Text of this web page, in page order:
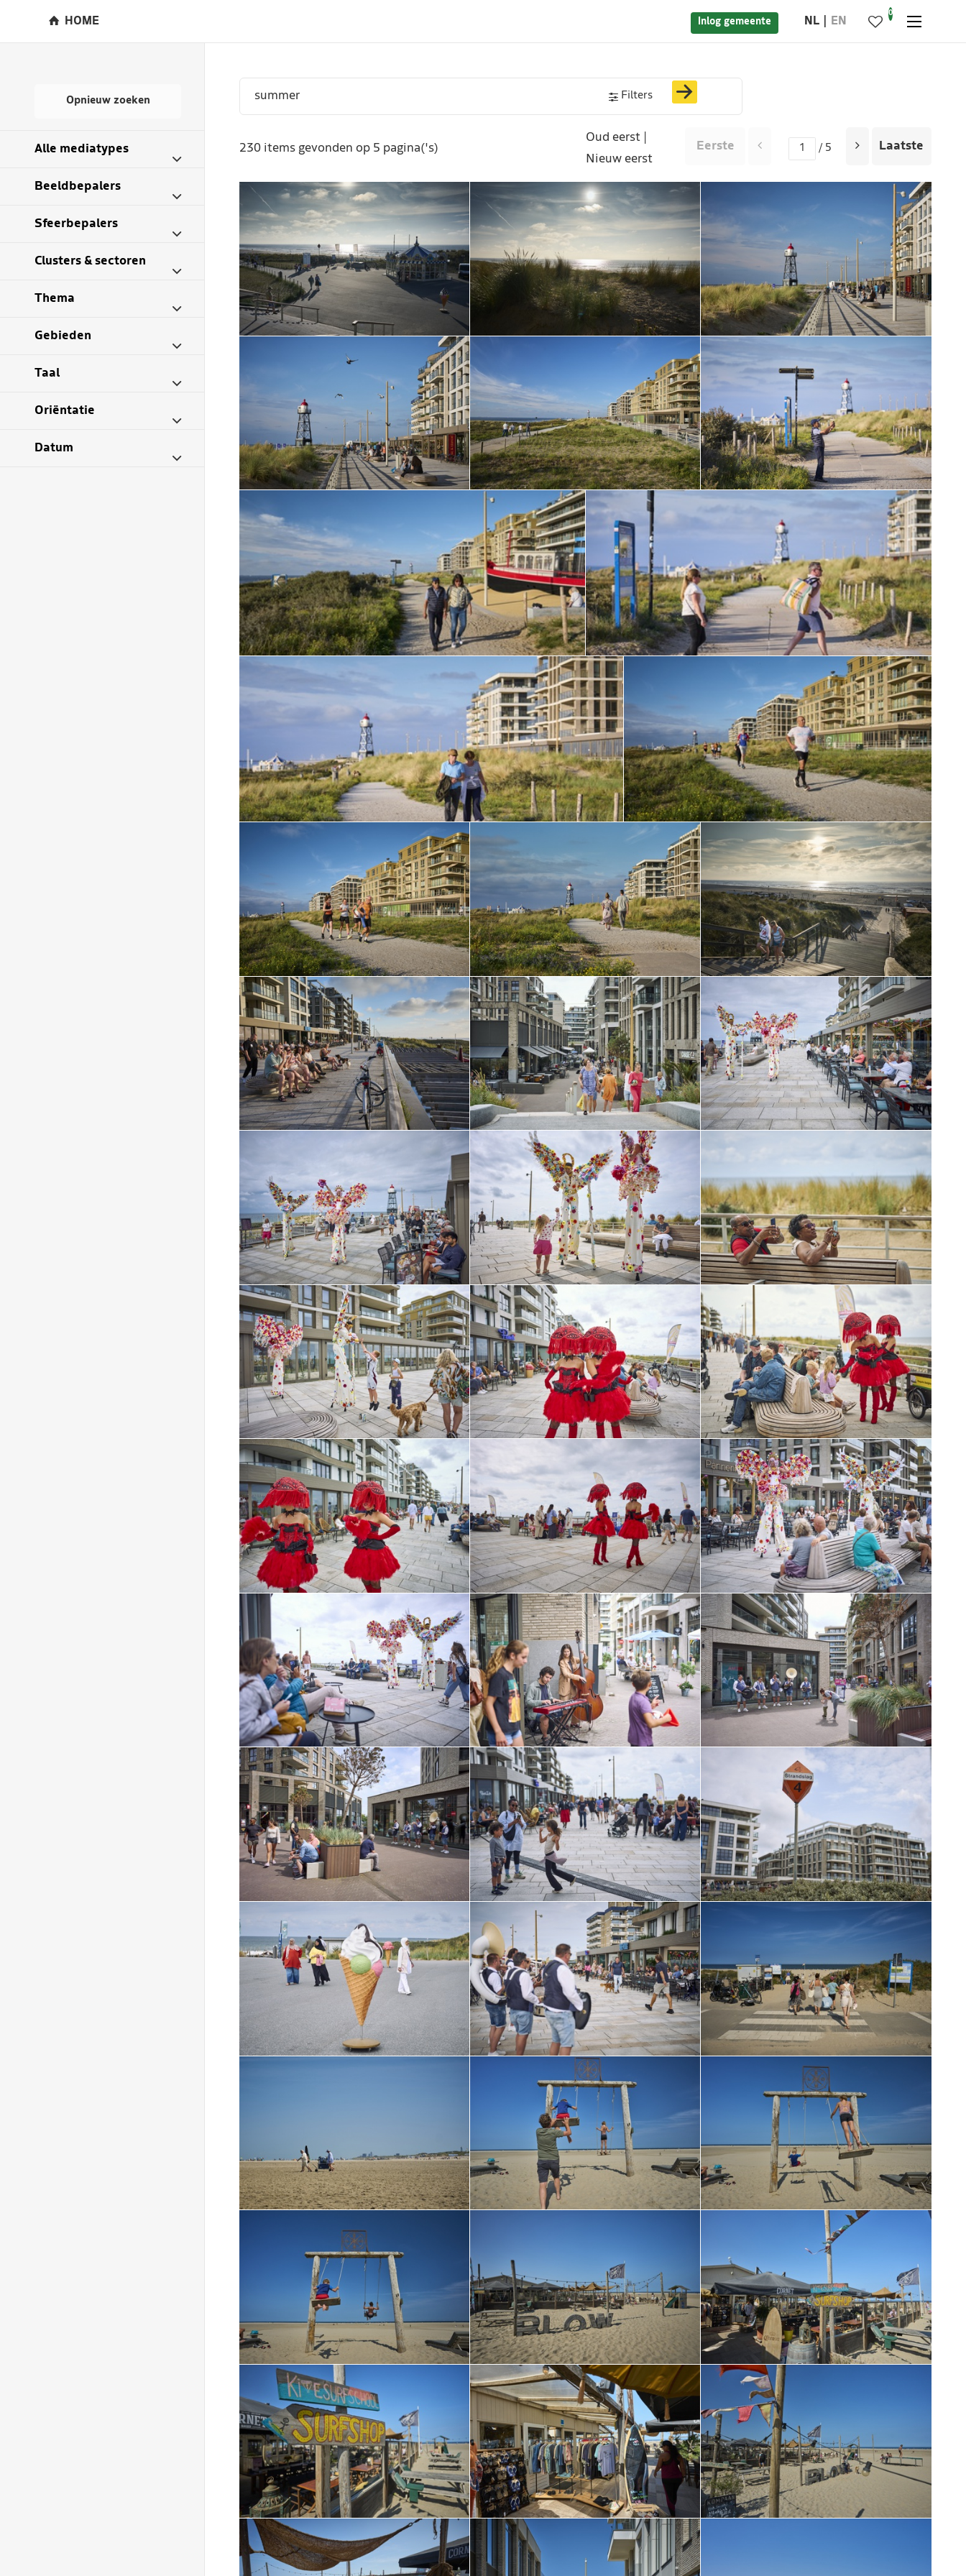
HOME Inlog gemeente NL EN
0
Opnieuw zoeken
Alle mediatypes
Beeldbepalers
Sfeerbepalers
Clusters & sectoren
Thema
Gebieden
Taal
Oriëntatie
Datum
Filters
230 items gevonden op 5 pagina('s)
Oud eerst|
Nieuw eerst
Eerste / 5 Laatste